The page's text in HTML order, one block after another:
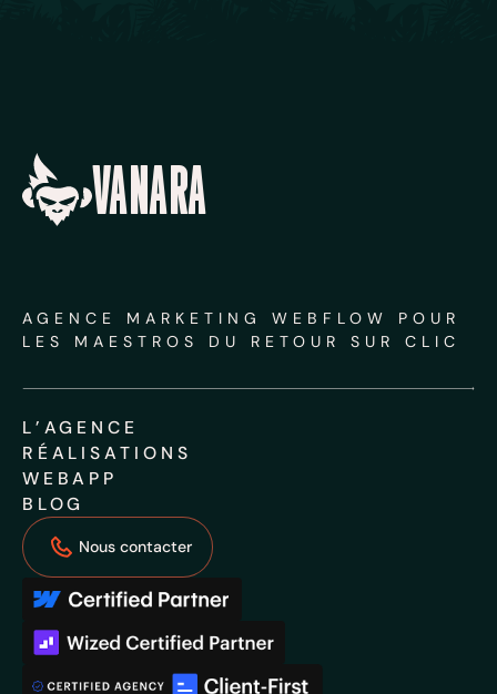
VANARA
AGENCE MARKETING WEBFLOW POUR
LES MAESTROS DU RETOUR SUR CLIC
L’AGENCE
L’AGENCE
RÉALISATIONS
RÉALISATIONS
WEBAPP
WEBAPP
BLOG
BLOG
Nous contacter